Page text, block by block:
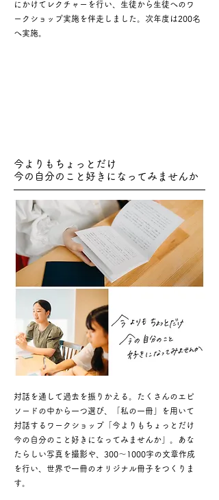
にかけてレクチャーを行い、生徒から生徒へのワ
ークショップ実施を伴走しました。次年度は200名
へ実施。
今よりもちょっとだけ
今の自分のこと好きになってみませんか
対話を通して過去を振りかえる。たくさんのエピ
ソードの中から一つ選び、「​私の一冊」を用いて
対話するワークショップ「今よりもちょっとだけ
今の自分のこと好きになってみませんか」。あな
たらしい写真を撮影や、300〜1000字の文章作成
を行い、世界で一冊のオリジナル冊子をつくりま
す。